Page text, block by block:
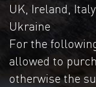
UK, Ireland,
Ukraine
For the
allowed to
otherwise the